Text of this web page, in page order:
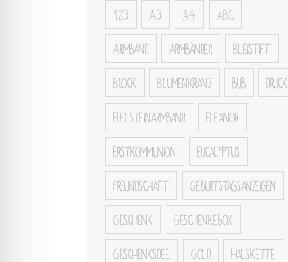
123 A3 A4 ABC
Armband Armbänder Bleistift
Block Blumenkranz bub druck
Edelsteinarmband Eleanor
Erstkommunion Eucalyptus
Freundschaft Geburtstagsanzeigen
Geschenk Geschenkebox
Geschenksidee Gold Halskette